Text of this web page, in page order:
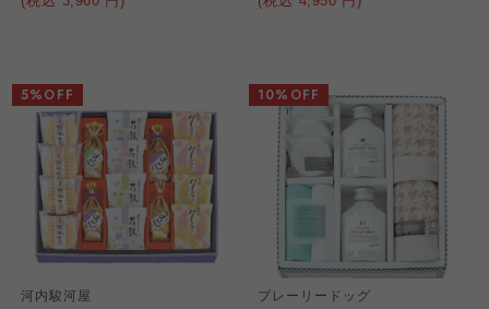
河内駿河屋
5%OFF
プレーリードッグ
10%OFF